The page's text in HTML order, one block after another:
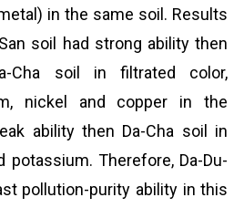
in the same soil. Results
soil had strong ability then
Cha soil in filtrated color,
nickel and copper in the
ability then Da-Cha soil in
potassium. Therefore, Da-Du-
pollution-purity ability in this